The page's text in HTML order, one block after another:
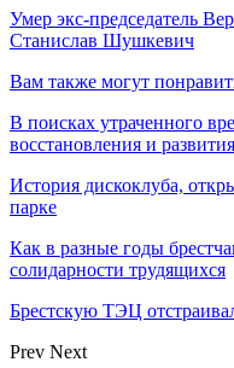
Умер экс-председатель
Станислав Шушкевич
Вам также могут
В поисках утраченного
восстановления и
История дискоклуба,
парке
Как в разные годы
солидарности трудящихся
Брестскую ТЭЦ
Prev Next